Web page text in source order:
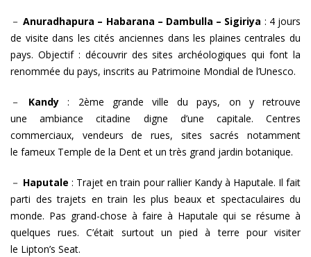
－Anuradhapura – Habarana – Dambulla – Sigiriya : 4 jours
de visite dans les cités anciennes dans les plaines centrales du
pays. Objectif : découvrir des sites archéologiques qui font la
renommée du pays, inscrits au Patrimoine Mondial de l’Unesco.
－ Kandy:
2ème grande ville du pays, on y retrouve
une ambiance citadine digne d’une capitale. Centres
commerciaux, vendeurs de rues, sites sacrés notamment
le fameux Temple de la Dent et un très grand jardin botanique.
－ Haputale: Trajet en train pour rallier Kandy à Haputale. Il fait
parti des trajets en train les plus beaux et spectaculaires du
monde. Pas grand-chose à faire à Haputale qui se résume à
quelques rues. C’était surtout un pied à terre pour visiter
le Lipton’s Seat.